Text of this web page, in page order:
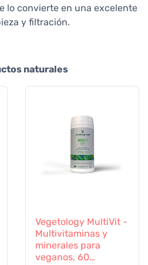
lo convierte en una excelente
y filtración.
naturales
Vegetology MultiVit -
Multivitaminas y
minerales para
veganos, 60